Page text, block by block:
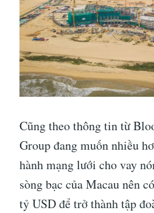
Cũng theo thông tin từ
Group đang muốn nhiều
hành mạng lưới cho vay
sòng bạc của Macau nên
tỷ USD để trở thành tập